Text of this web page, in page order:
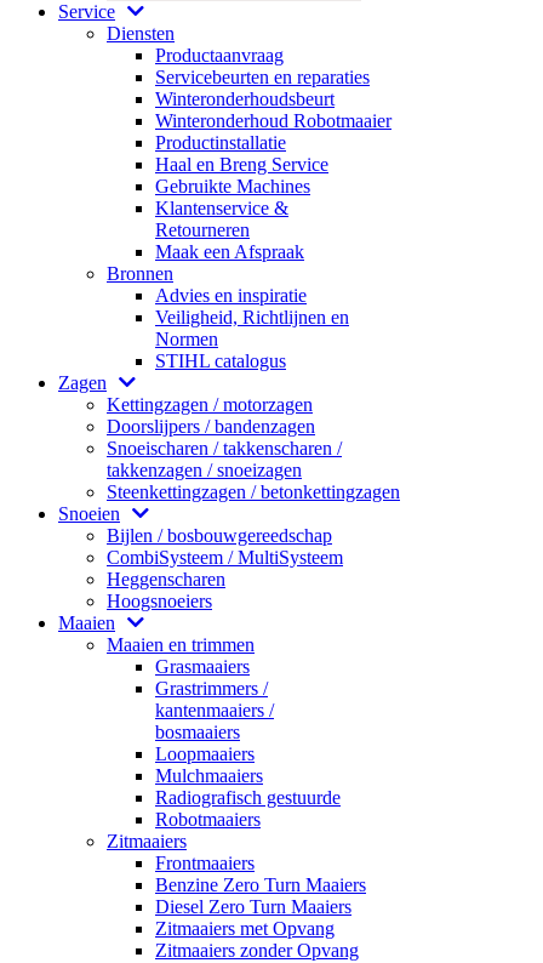
Service
Diensten
Productaanvraag
Servicebeurten en reparaties
Winteronderhoudsbeurt
Winteronderhoud Robotmaaier
Productinstallatie
Haal en Breng Service
Gebruikte Machines
Klantenservice &
Retourneren
Maak een Afspraak
Bronnen
Advies en inspiratie
Veiligheid, Richtlijnen en
Normen
STIHL catalogus
Zagen
Kettingzagen / motorzagen
Doorslijpers / bandenzagen
Snoeischaren / takkenscharen /
takkenzagen / snoeizagen
Steenkettingzagen / betonkettingzagen
Snoeien
Bijlen / bosbouwgereedschap
CombiSysteem / MultiSysteem
Heggenscharen
Hoogsnoeiers
Maaien
Maaien en trimmen
Grasmaaiers
Grastrimmers /
kantenmaaiers /
bosmaaiers
Loopmaaiers
Mulchmaaiers
Radiografisch gestuurde
Robotmaaiers
Zitmaaiers
Frontmaaiers
Benzine Zero Turn Maaiers
Diesel Zero Turn Maaiers
Zitmaaiers met Opvang
Zitmaaiers zonder Opvang